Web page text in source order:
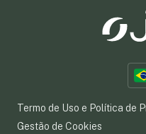
Termo de Uso e Política de
Gestão de Cookies